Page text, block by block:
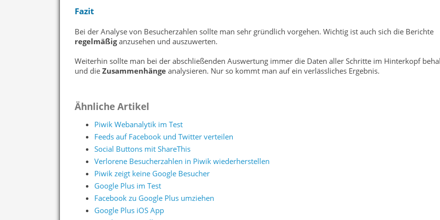
Fazit
Bei der Analyse von Besucherzahlen sollte man sehr gründlich vorgehen. Wichtig ist auch sich die Berichte
regelmäßiganzusehen und auszuwerten.
Weiterhin sollte man bei der abschließenden Auswertung immer die Daten aller Schritte im Hinterkopf
und die Zusammenhänge analysieren. Nur so kommt man auf ein verlässliches Ergebnis.
Ähnliche Artikel
Piwik Webanalytik im Test
Feeds auf Facebook und Twitter verteilen
Social Buttons mit ShareThis
Verlorene Besucherzahlen in Piwik wiederherstellen
Piwik zeigt keine Google Besucher
Google Plus im Test
Facebook zu Google Plus umziehen
Google Plus iOS App